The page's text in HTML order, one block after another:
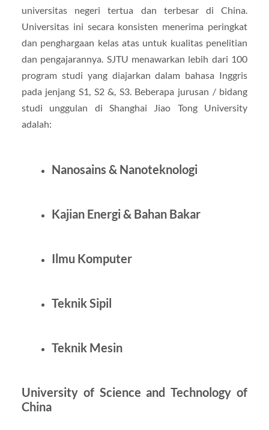
universitas negeri tertua dan terbesar di China.
Universitas ini secara konsisten menerima peringkat
dan penghargaan kelas atas untuk kualitas penelitian
dan pengajarannya. SJTU menawarkan lebih dari 100
program studi yang diajarkan dalam bahasa Inggris
pada jenjang S1, S2 &, S3. Beberapa jurusan / bidang
studi unggulan di Shanghai Jiao Tong University
adalah:
Nanosains & Nanoteknologi
Kajian Energi & Bahan Bakar
Ilmu Komputer
Teknik Sipil
Teknik Mesin
University of Science and Technology of
China